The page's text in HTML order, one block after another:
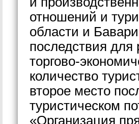
отношений и
области и
последствия для
торгово-
количество
второе место
туристическом
«Организация